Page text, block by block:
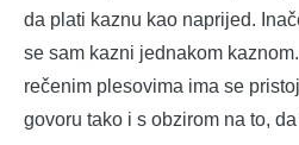
da plati kaznu kao naprijed.
se sam kazni jednakom
rečenim plesovima ima se
govoru tako i s obzirom na to,